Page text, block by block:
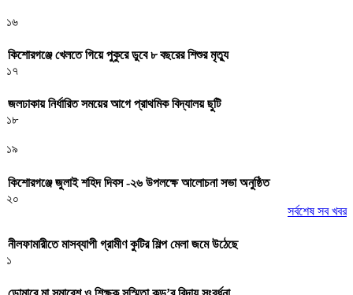
১৬
কিশোরগঞ্জে খেলতে গিয়ে পুকুরে ডুবে ৮ বছরের শিশুর মৃত্যু
১৭
জলঢাকায় নির্ধারিত সময়ের আগে প্রাথমিক বিদ্যালয় ছুটি
১৮
১৯
কিশোরগঞ্জে জুলাই শহিদ দিবস -২৬ উপলক্ষে আলোচনা সভা অনুষ্ঠিত
২০
সর্বশেষ সব খবর
নীলফামারীতে মাসব্যাপী গ্রামীণ কুটির শিল্প মেলা জমে উঠেছে
১